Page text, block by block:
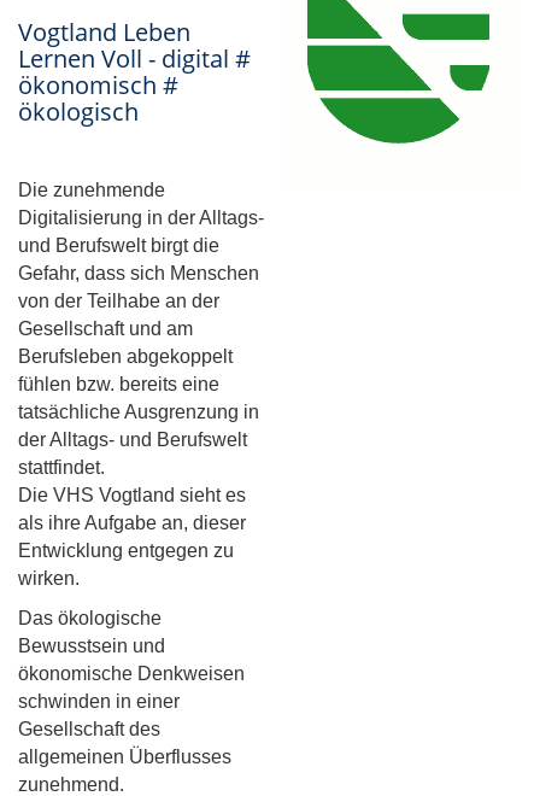
Vogtland Leben
Lernen Voll - digital #
ökonomisch #
ökologisch
Die zunehmende
Digitalisierung in der Alltags-
und Berufswelt birgt die
Gefahr, dass sich Menschen
von der Teilhabe an der
Gesellschaft und am
Berufsleben abgekoppelt
fühlen bzw. bereits eine
tatsächliche Ausgrenzung in
der Alltags- und Berufswelt
stattfindet.
Die VHS Vogtland sieht es
als ihre Aufgabe an, dieser
Entwicklung entgegen zu
wirken.
Das ökologische
Bewusstsein und
ökonomische Denkweisen
schwinden in einer
Gesellschaft des
allgemeinen Überflusses
zunehmend.